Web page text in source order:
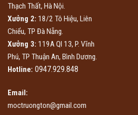
Thạch Thất, Hà Nội.
Xưởng 2: 18/2 Tô Hiệu, Liên
Chiểu, TP Đà Nẵng.
Xưởng 3: 119A Ql 13, P. Vĩnh
Phú, TP Thuận An, Bình Dương.
Hotline: 0947.929.848
Email:
moctruongton@gmail.com